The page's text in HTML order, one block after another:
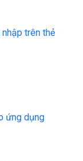
trên thẻ
ứng dụng